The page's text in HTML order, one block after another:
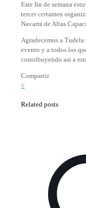
Este fin de semana
tercer certamen
Navarra de Altas
Agradecemos a
evento y a todos los
contribuyendo así a
Compartir
6
Related posts